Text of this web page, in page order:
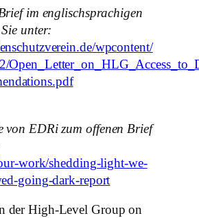
im englischsprachigen
unter:
wpcontent/
von EDRi zum offenen Brief
work/shedding-light-we-
going-dark-report
der High-Level Group on